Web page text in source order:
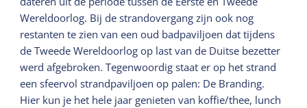
Wereldoorlog. Bij de strandovergang zijn ook nog
restanten te zien van een oud badpaviljoen dat tijdens
de Tweede Wereldoorlog op last van de Duitse bezetter
werd afgebroken. Tegenwoordig staat er op het strand
een sfeervol strandpaviljoen op palen: De Branding.
Hier kun je het hele jaar genieten van koffie/thee, lunch